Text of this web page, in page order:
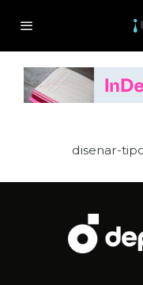
disenar-